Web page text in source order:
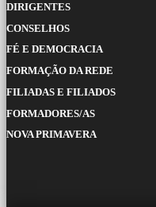
DIRIGENTES
CONSELHOS
FÉ E DEMOCRACIA
FORMAÇÃO DA REDE
FILIADAS E FILIADOS
FORMADORES/AS
NOVA PRIMAVERA